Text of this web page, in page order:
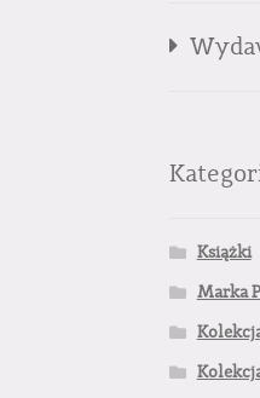
Książki
Marka